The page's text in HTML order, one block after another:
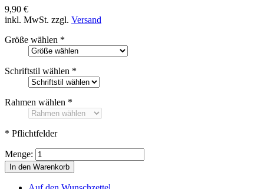
9,90 €
inkl. MwSt. zzgl. Versand
Größe wählen *
Schriftstil wählen *
Rahmen wählen *
* Pflichtfelder
Menge:
In den Warenkorb